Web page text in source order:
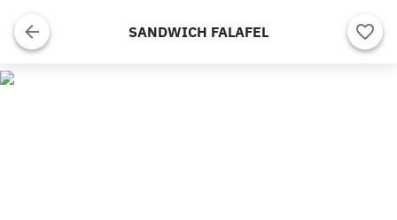
SANDWICH FALAFEL